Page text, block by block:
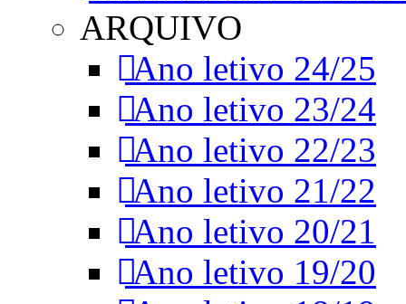
ARQUIVO
Ano letivo 24/25
Ano letivo 23/24
Ano letivo 22/23
Ano letivo 21/22
Ano letivo 20/21
Ano letivo 19/20